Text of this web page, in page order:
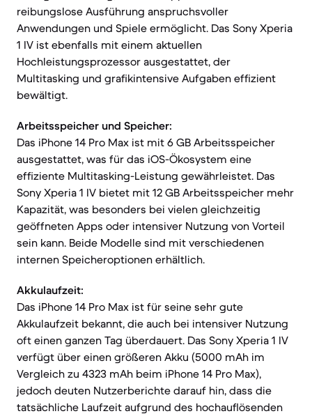
reibungslose Ausführung anspruchsvoller
Anwendungen und Spiele ermöglicht. Das Sony Xperia
1 IV ist ebenfalls mit einem aktuellen
Hochleistungsprozessor ausgestattet, der
Multitasking und grafikintensive Aufgaben effizient
bewältigt.
Arbeitsspeicher und Speicher:
Das iPhone 14 Pro Max ist mit 6 GB Arbeitsspeicher
ausgestattet, was für das iOS-Ökosystem eine
effiziente Multitasking-Leistung gewährleistet. Das
Sony Xperia 1 IV bietet mit 12 GB Arbeitsspeicher mehr
Kapazität, was besonders bei vielen gleichzeitig
geöffneten Apps oder intensiver Nutzung von Vorteil
sein kann. Beide Modelle sind mit verschiedenen
internen Speicheroptionen erhältlich.
Akkulaufzeit:
Das iPhone 14 Pro Max ist für seine sehr gute
Akkulaufzeit bekannt, die auch bei intensiver Nutzung
oft einen ganzen Tag überdauert. Das Sony Xperia 1 IV
verfügt über einen größeren Akku (5000 mAh im
Vergleich zu 4323 mAh beim iPhone 14 Pro Max),
jedoch deuten Nutzerberichte darauf hin, dass die
tatsächliche Laufzeit aufgrund des hochauflösenden